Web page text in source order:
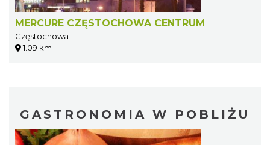
MERCURE CZĘSTOCHOWA CENTRUM
Częstochowa
1.09 km
GASTRONOMIA W POBLIŻU